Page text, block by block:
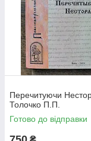
Перечитуючи
Толочко П.П.
Готово до відправки